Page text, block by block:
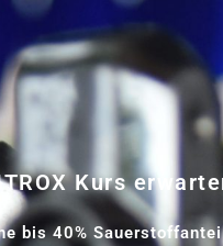
Kurs
bis 40%